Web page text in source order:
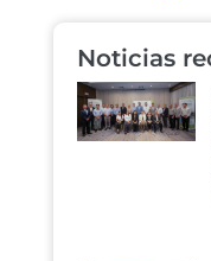
Noticias